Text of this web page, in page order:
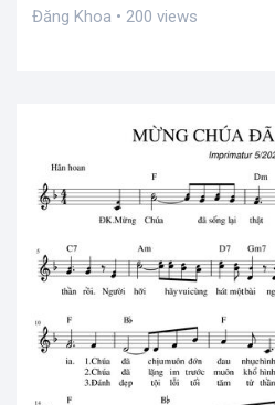
Đăng Khoa • 200 views